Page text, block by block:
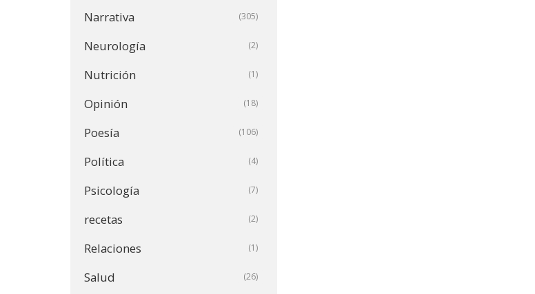
Narrativa (305)
Neurología (2)
Nutrición (1)
Opinión (18)
Poesía (106)
Política (4)
Psicología (7)
recetas (2)
Relaciones (1)
Salud (26)